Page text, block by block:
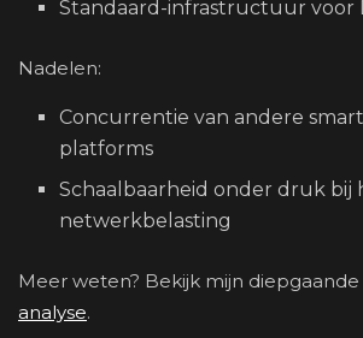
Standaard-infrastructuur voor
Nadelen:
Concurrentie van andere
platforms
Schaalbaarheid onder druk bij
netwerkbelasting
Meer weten? Bekijk mijn diepgaande
analyse.